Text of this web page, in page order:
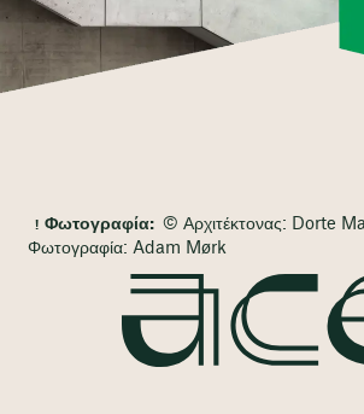
Φωτογραφία: © Αρχιτέκτονας: Dorte
Φωτογραφία: Adam Mørk